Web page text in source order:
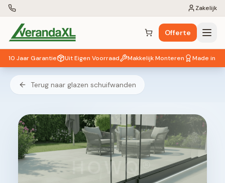
Zakelijk
Winkelwagen ( 0 items)
Offerte
10 Jaar Garantie Uit Eigen Voorraad Makkelijk Monteren Made in EU
Terug naar glazen schuifwanden
HOWQ®